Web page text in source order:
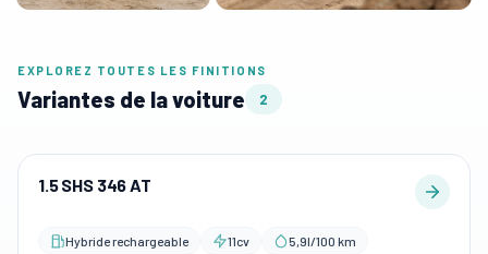
EXPLOREZ TOUTES LES FINITIONS
Variantes de la voiture 2
1.5 SHS 346 AT
Hybride rechargeable 11cv 5,9l/100 km